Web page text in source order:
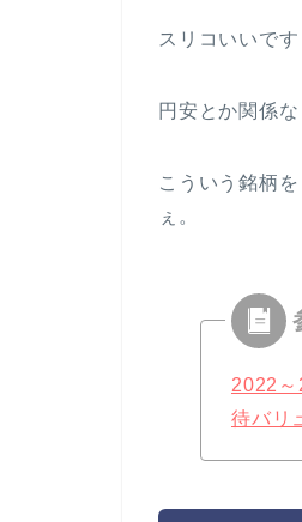
スリコいいで
円安とか関係
こういう銘柄
ぇ。
2022
待バリ